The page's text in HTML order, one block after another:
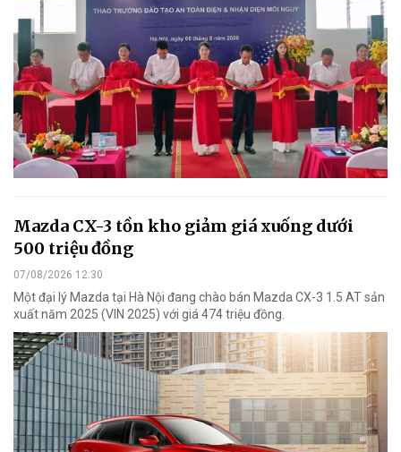
Mazda CX-3 tồn kho giảm giá xuống dưới
500 triệu đồng
07/08/2026 12:30
Một đại lý Mazda tại Hà Nội đang chào bán Mazda CX-3 1.5 AT sản
xuất năm 2025 (VIN 2025) với giá 474 triệu đồng.